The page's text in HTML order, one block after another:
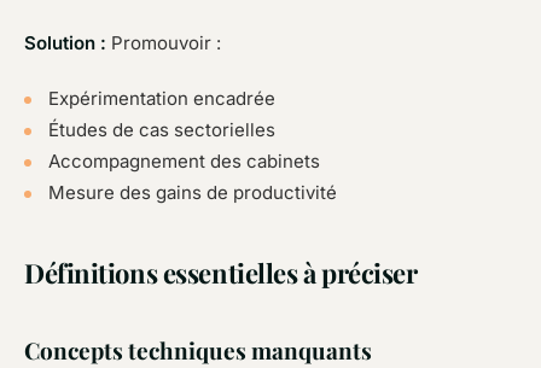
Solution : Promouvoir :
Expérimentation encadrée
Études de cas sectorielles
Accompagnement des cabinets
Mesure des gains de productivité
Définitions essentielles à préciser
Concepts techniques manquants